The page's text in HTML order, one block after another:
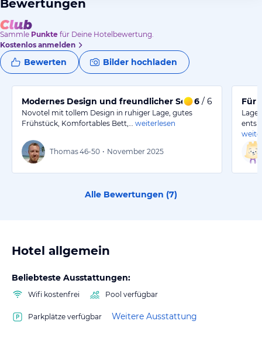
Bewertungen
Sammle Punkte für Deine Hotelbewertung.
Kostenlos anmelden
Bewerten Bilder hochladen
Modernes Design und freundlicher Service in ruhiger
6 / 6
Novotel mit tollem Design in ruhiger Lage, gutes
Frühstück, Komfortables Bett,…
weiterlesen
Thomas46-50 • November 2025
Für
Lage
Alle Bewertungen (7)
Hotel allgemein
Beliebteste Ausstattungen:
Wifi kostenfrei Pool verfügbar
Parkplätze verfügbar Weitere Ausstattung